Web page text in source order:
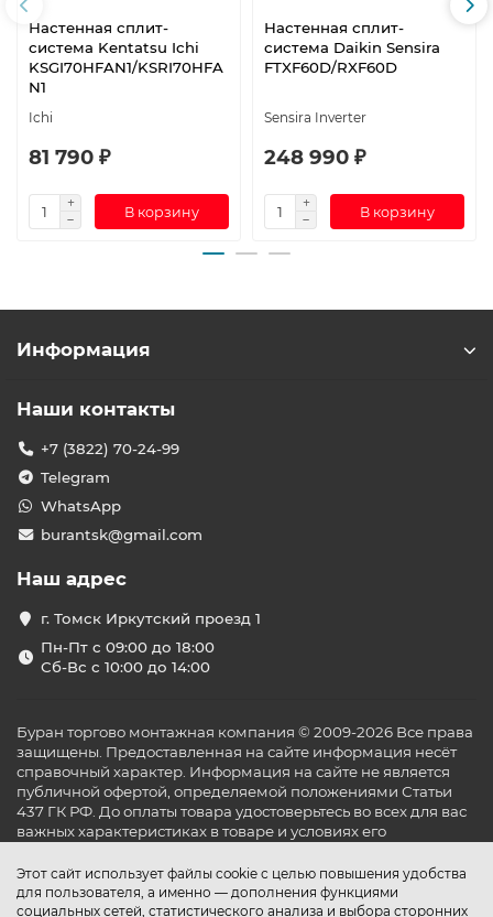
Настенная сплит-
система Kentatsu Ichi
KSGI70HFAN1/KSRI70HFA
N1
Ichi
81 790 ₽
В корзину
Настенная сплит-
система Daikin Sensira
FTXF60D/RXF60D
Sensira Inverter
248 990 ₽
В корзину
Этот сайт использует файлы cookie с целью повышения удобства
для пользователя, а именно — дополнения функциями
социальных сетей, статистического анализа и выбора сторонних
Информация
Наши контакты
+7 (3822) 70-24-99
Telegram
WhatsApp
burantsk@gmail.com
Наш адрес
г. Томск Иркутский проезд 1
Пн-Пт с 09:00 до 18:00
Сб-Вс с 10:00 до 14:00
Буран торгово монтажная компания © 2009-2026 Все права
защищены. Предоставленная на сайте информация несёт
справочный характер. Информация на сайте не является
публичной офертой, определяемой положениями Статьи
437 ГК РФ. До оплаты товара удостоверьтесь во всех для вас
важных характеристиках в товаре и условиях его